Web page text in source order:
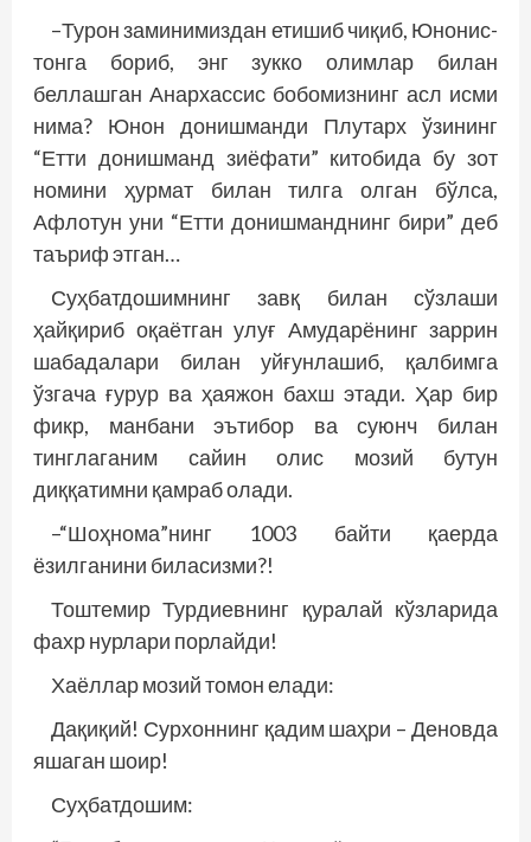
–Турон заминимиздан етишиб чиқиб, Юнонис­
тонга бориб, энг зукко олимлар билан
беллашган Анархассис бобомизнинг асл исми
нима? Юнон донишманди Плутарх ўзининг
“Етти донишманд зиёфати” китобида бу зот
номини ҳурмат билан тилга олган бўлса,
Афлотун уни “Етти донишманднинг бири” деб
таъриф этган…
Суҳбатдошимнинг завқ билан сўзлаши
ҳайқириб оқаётган улуғ Амударёнинг заррин
шабадалари билан уйғунлашиб, қалбимга
ўзгача ғурур ва ҳаяжон бахш этади. Ҳар бир
фикр, манбани эътибор ва суюнч билан
тинглаганим сайин олис мозий бутун
диққатимни қамраб олади.
–“Шоҳнома”нинг 1003 байти қаерда
ёзилганини биласизми?!
Тоштемир Турдиевнинг қуралай кўзларида
фахр нурлари порлайди!
Хаёллар мозий томон елади:
Дақиқий! Сурхоннинг қадим шаҳри – Деновда
яшаган шоир!
Суҳбатдошим: